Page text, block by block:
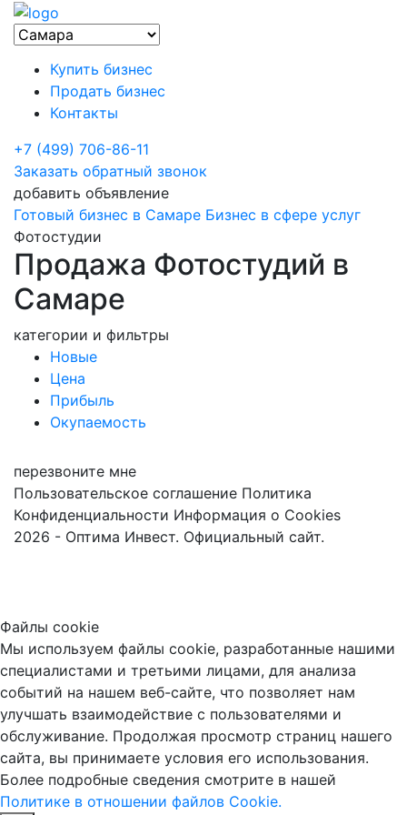
Купить бизнес
Продать бизнес
Контакты
+7 (499) 706-86-11
Заказать обратный звонок
добавить объявление
Готовый бизнес в Самаре Бизнес в сфере услуг
Фотостудии
Продажа Фотостудий в
Самаре
категории и фильтры
Новые
Цена
Прибыль
Окупаемость
перезвоните мне
Пользовательское соглашение Политика
Конфиденциальности Информация о Cookies
2026 - Оптима Инвест. Официальный сайт.
Файлы cookie
Мы используем файлы cookie, разработанные нашими
специалистами и третьими лицами, для анализа
событий на нашем веб-сайте, что позволяет нам
улучшать взаимодействие с пользователями и
обслуживание. Продолжая просмотр страниц нашего
сайта, вы принимаете условия его использования.
Более подробные сведения смотрите в нашей
Политике в отношении файлов Cookie.